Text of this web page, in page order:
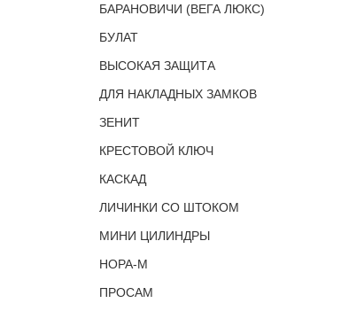
БАРАНОВИЧИ (ВЕГА ЛЮКС)
БУЛАТ
ВЫСОКАЯ ЗАЩИТА
ДЛЯ НАКЛАДНЫХ ЗАМКОВ
ЗЕНИТ
КРЕСТОВОЙ КЛЮЧ
КАСКАД
ЛИЧИНКИ СО ШТОКОМ
МИНИ ЦИЛИНДРЫ
НОРА-М
ПРОСАМ